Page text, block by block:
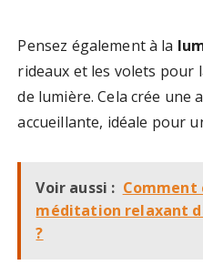
Pensez également à la
rideaux et les volets pour
de lumière. Cela crée une
accueillante, idéale pour
Voir aussi : Comment
méditation relaxant
?